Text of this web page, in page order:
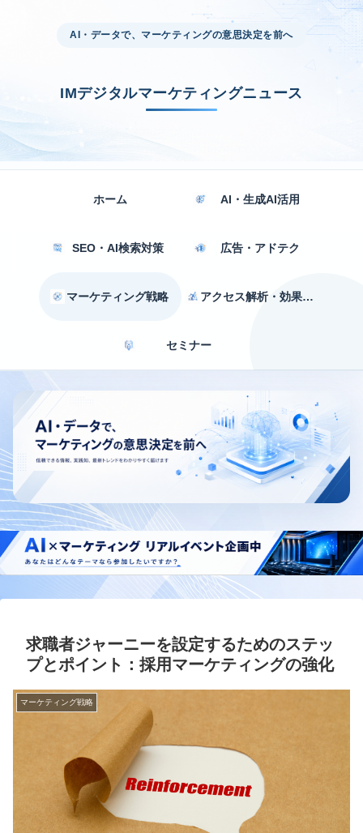
AI・データで、マーケティングの意思決定を前へ
IMデジタルマーケティングニュース
ホーム AI・生成AI活用
SEO・AI検索対策 広告・アドテク
マーケティング戦略 アクセス解析・効果測定
セミナー
求職者ジャーニーを設定するためのステッ
プとポイント：採用マーケティングの強化
マーケティング戦略